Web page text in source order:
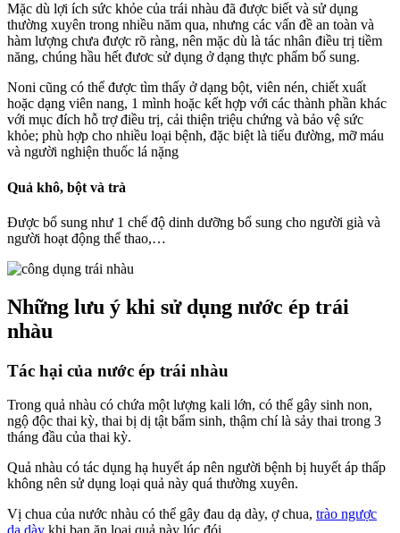
Mặc dù lợi ích sức khỏe của trái nhàu đã được biết và sử dụng
thường xuyên trong nhiều năm qua, nhưng các vấn đề an toàn và
hàm lượng chưa được rõ ràng, nên mặc dù là tác nhân điều trị tiềm
năng, chúng hầu hết đươc sử dụng ở dạng thực phẩm bổ sung.
Noni cũng có thể được tìm thấy ở dạng bột, viên nén, chiết xuất
hoặc dạng viên nang, 1 mình hoặc kết hợp với các thành phần khác
với mục đích hỗ trợ điều trị, cải thiện triệu chứng và bảo vệ sức
khỏe; phù hợp cho nhiều loại bệnh, đặc biệt là tiểu đường, mỡ máu
và người nghiện thuốc lá nặng
Quả khô, bột và trà
Được bổ sung như 1 chế độ dinh dưỡng bổ sung cho người già và
người hoạt động thể thao,…
Những lưu ý khi sử dụng nước ép trái
nhàu
Tác hại của nước ép trái nhàu
Trong quả nhàu có chứa một lượng kali lớn, có thể gây sinh non,
ngộ độc thai kỳ, thai bị dị tật bẩm sinh, thậm chí là sảy thai trong 3
tháng đầu của thai kỳ.
Quả nhàu có tác dụng hạ huyết áp nên người bệnh bị huyết áp thấp
không nên sử dụng loại quả này quá thường xuyên.
Vị chua của nước nhàu có thể gây đau dạ dày, ợ chua, trào ngược